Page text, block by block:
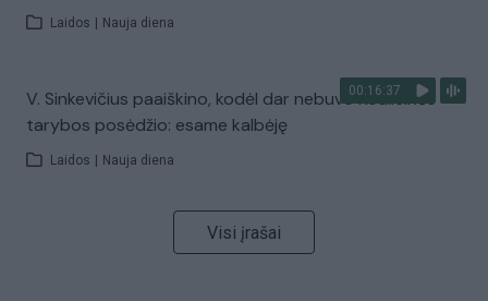
Laidos Nauja diena
00:16:37
V. Sinkevičius paaiškino, kodėl dar nebuvo Koalicinės
tarybos posėdžio: esame kalbėję
Laidos Nauja diena
Visi įrašai